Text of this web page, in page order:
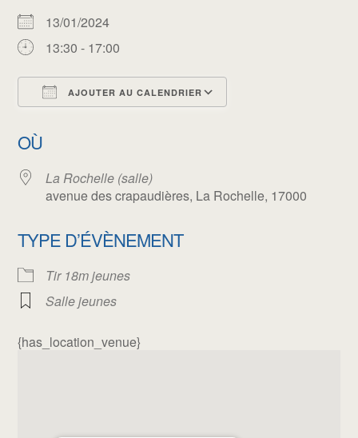
13/01/2024
13:30 - 17:00
AJOUTER AU CALENDRIER
OÙ
La Rochelle (salle)
avenue des crapaudières, La Rochelle, 17000
TYPE D’ÉVÈNEMENT
Tir 18m jeunes
Salle jeunes
{has_location_venue}